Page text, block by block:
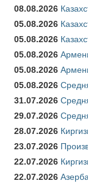
08.08.2026
05.08.2026
05.08.2026
05.08.2026
05.08.2026
05.08.2026
31.07.2026
29.07.2026
28.07.2026
23.07.2026
22.07.2026
22.07.2026